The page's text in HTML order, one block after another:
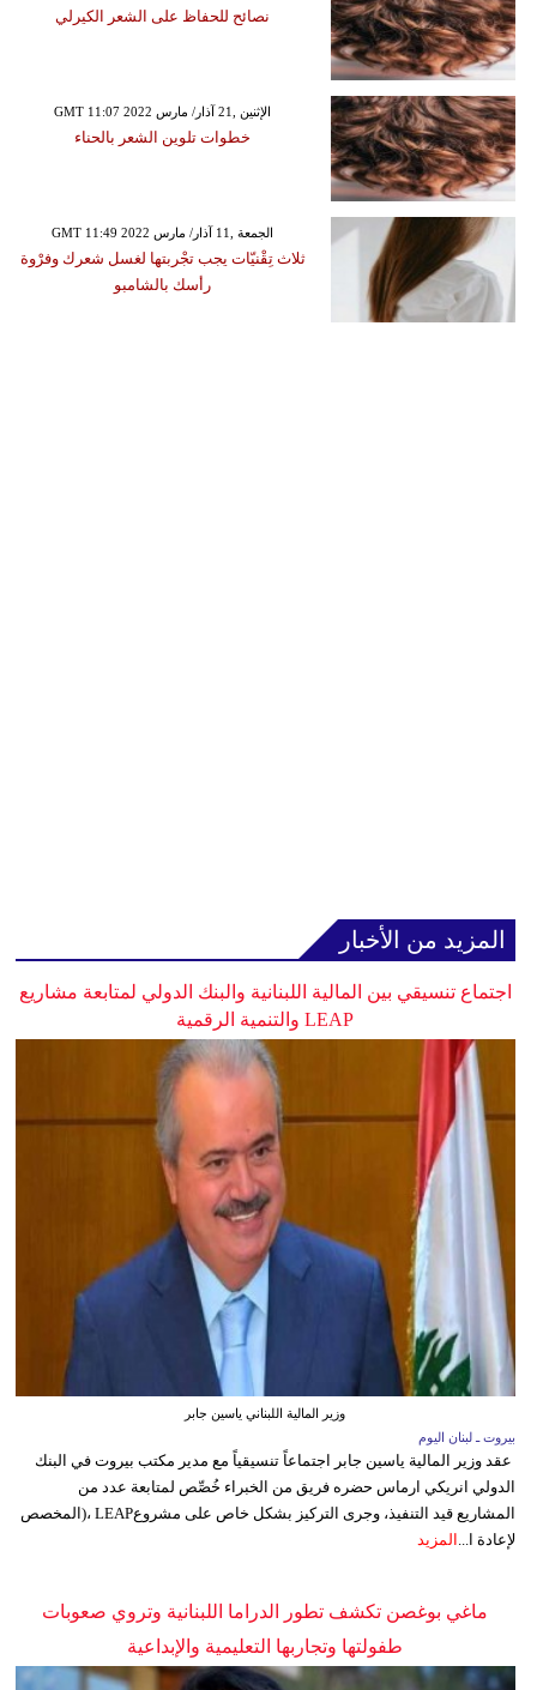
نصائح للحفاظ على الشعر الكيرلي
GMT 11:07 2022 الإثنين ,21 آذار/ مارس
خطوات تلوين الشعر بالحناء
GMT 11:49 2022 الجمعة ,11 آذار/ مارس
ثلاث تِقْنيّات يجب تجْربتها لغسل شعرك وفرْوة
رأسك بالشامبو
المزيد من الأخبار
اجتماع تنسيقي بين المالية اللبنانية والبنك الدولي لمتابعة مشاريع
LEAP والتنمية الرقمية
وزير المالية اللبناني ياسين جابر
بيروت ـ لبنان اليوم
عقد وزير المالية ياسين جابر اجتماعاً تنسيقياً مع مدير مكتب بيروت في البنك
الدولي انريكي ارماس حضره فريق من الخبراء خُصِّص لمتابعة عدد من
المشاريع قيد التنفيذ، وجرى التركيز بشكل خاص على مشروعLEAP ،(المخصص
لإعادة ا... المزيد
ماغي بوغصن تكشف تطور الدراما اللبنانية وتروي صعوبات
طفولتها وتجاربها التعليمية والإبداعية